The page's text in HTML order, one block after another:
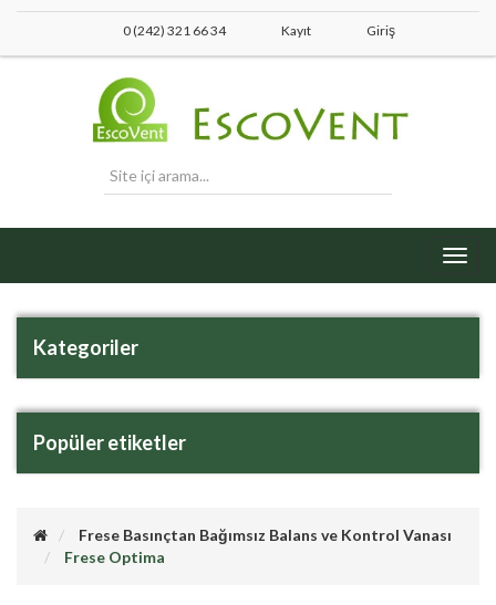
0 (242) 321 66 34 Kayıt Giriş
Kategoriler
Popüler etiketler
Frese Basınçtan Bağımsız Balans ve Kontrol Vanası
Frese Optima